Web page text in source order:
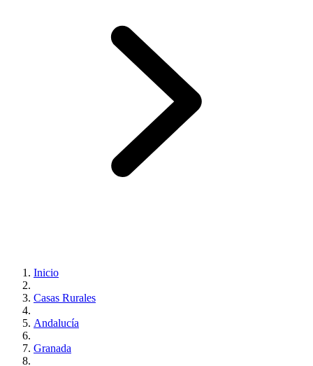
Inicio
Casas Rurales
Andalucía
Granada